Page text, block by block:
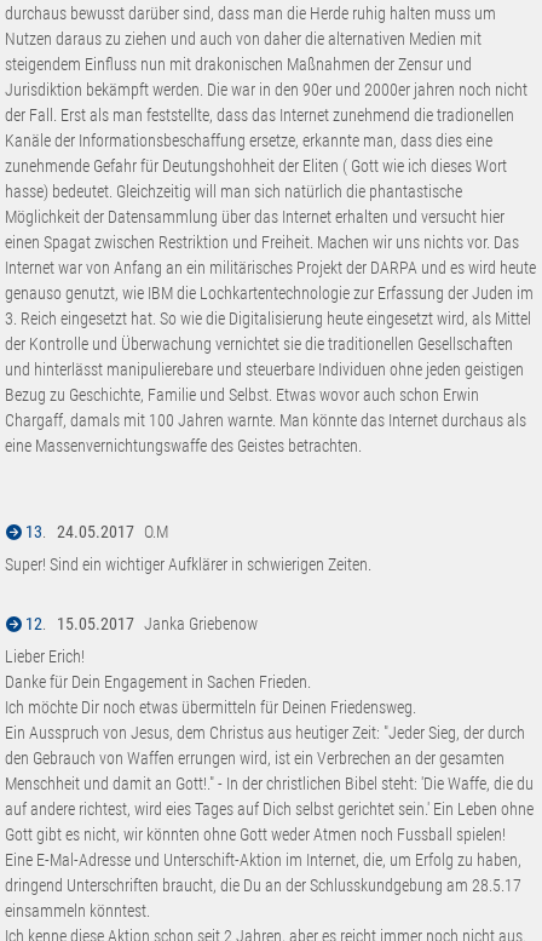
durchaus bewusst darüber sind, dass man die Herde ruhig halten muss um
Nutzen daraus zu ziehen und auch von daher die alternativen Medien mit
steigendem Einfluss nun mit drakonischen Maßnahmen der Zensur und
Jurisdiktion bekämpft werden. Die war in den 90er und 2000er jahren noch nicht
der Fall. Erst als man feststellte, dass das Internet zunehmend die tradionellen
Kanäle der Informationsbeschaffung ersetze, erkannte man, dass dies eine
zunehmende Gefahr für Deutungshohheit der Eliten ( Gott wie ich dieses Wort
hasse) bedeutet. Gleichzeitig will man sich natürlich die phantastische
Möglichkeit der Datensammlung über das Internet erhalten und versucht hier
einen Spagat zwischen Restriktion und Freiheit. Machen wir uns nichts vor. Das
Internet war von Anfang an ein militärisches Projekt der DARPA und es wird heute
genauso genutzt, wie IBM die Lochkartentechnologie zur Erfassung der Juden im
3. Reich eingesetzt hat. So wie die Digitalisierung heute eingesetzt wird, als Mittel
der Kontrolle und Überwachung vernichtet sie die traditionellen Gesellschaften
und hinterlässt manipulierebare und steuerbare Individuen ohne jeden geistigen
Bezug zu Geschichte, Familie und Selbst. Etwas wovor auch schon Erwin
Chargaff, damals mit 100 Jahren warnte. Man könnte das Internet durchaus als
eine Massenvernichtungswaffe des Geistes betrachten.
13. 24.05.2017 O.M
Super! Sind ein wichtiger Aufklärer in schwierigen Zeiten.
12. 15.05.2017 Janka Griebenow
Lieber Erich!
Danke für Dein Engagement in Sachen Frieden.
Ich möchte Dir noch etwas übermitteln für Deinen Friedensweg.
Ein Ausspruch von Jesus, dem Christus aus heutiger Zeit: "Jeder Sieg, der durch
den Gebrauch von Waffen errungen wird, ist ein Verbrechen an der gesamten
Menschheit und damit an Gott!." - In der christlichen Bibel steht: 'Die Waffe, die du
auf andere richtest, wird eies Tages auf Dich selbst gerichtet sein.' Ein Leben ohne
Gott gibt es nicht, wir könnten ohne Gott weder Atmen noch Fussball spielen!
Eine E-Mal-Adresse und Unterschift-Aktion im Internet, die, um Erfolg zu haben,
dringend Unterschriften braucht, die Du an der Schlusskundgebung am 28.5.17
einsammeln könntest.
Ich kenne diese Aktion schon seit 2 Jahren, aber es reicht immer noch nicht aus.